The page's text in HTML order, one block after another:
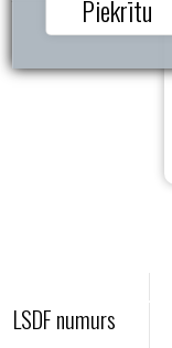
Piekrītu
LSDF numurs